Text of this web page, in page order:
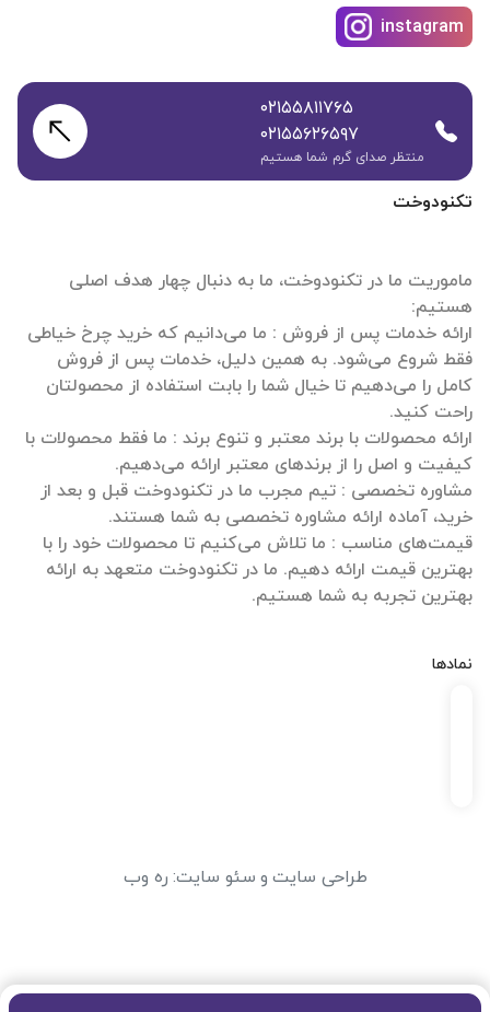
تکنودوخت
ماموریت ما در تکنودوخت، ما به دنبال چهار هدف اصلی
ارائه خدمات پس از فروش : ما می‌دانیم که خرید چرخ خیاطی
فقط شروع می‌شود. به همین دلیل، خدمات پس از فروش
کامل را می‌دهیم تا خیال شما را بابت استفاده از محصولتان
ارائه محصولات با برند معتبر و تنوع برند : ما فقط محصولات با
مشاوره تخصصی : تیم مجرب ما در تکنودوخت قبل و بعد از
قیمت‌های مناسب : ما تلاش می‌کنیم تا محصولات خود را با
بهترین قیمت ارائه دهیم. ما در تکنودوخت متعهد به ارائه
بهترین تجربه به شما هستیم.
نمادها
instagram
۰۲۱۵۵۸۱۱۷۶۵
۰۲۱۵۵۶۲۶۵۹۷
منتظر صدای گرم شما هستیم
طراحی سایت و سئو سایت: ره وب